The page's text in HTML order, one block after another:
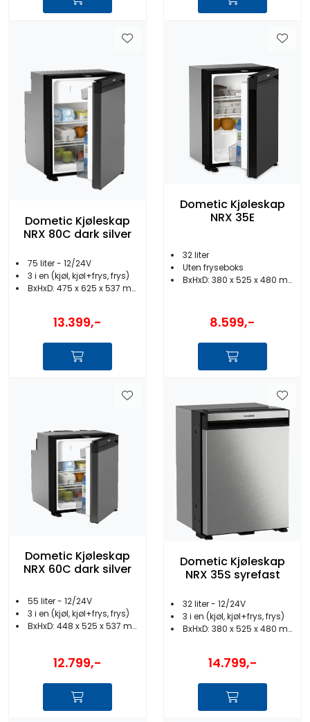
Dometic Kjøleskap
NRX 80C dark silver
75 liter - 12/24V
3 i en (kjøl, kjøl+frys, frys)
BxHxD: 475 x 625 x 537 mm
13.399,-
Dometic Kjøleskap
NRX 35E
32 liter
Uten fryseboks
BxHxD: 380 x 525 x 480 mm
8.599,-
Dometic Kjøleskap
NRX 60C dark silver
55 liter - 12/24V
3 i en (kjøl, kjøl+frys, frys)
BxHxD: 448 x 525 x 537 mm
12.799,-
Dometic Kjøleskap
NRX 35S syrefast
32 liter - 12/24V
3 i en (kjøl, kjøl+frys, frys)
BxHxD: 380 x 525 x 480 mm
14.799,-